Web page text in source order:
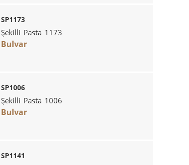
SP1173
Şekilli Pasta 1173
Bulvar
SP1006
Şekilli Pasta 1006
Bulvar
SP1141